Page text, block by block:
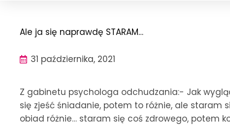
Ale ja się naprawdę STARAM…
31 października, 2021
Z gabinetu psychologa odchudzania:- Jak
się zjeść śniadanie, potem to różnie, ale staram
obiad różnie… staram się coś zdrowego, potem